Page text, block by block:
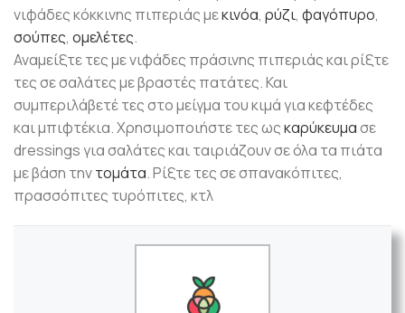
νιφάδες κόκκινης πιπεριάς μεκινόα, ρύζι, φαγόπυρο,
σούπες, ομελέτες.
Αναμείξτε τες με νιφάδες πράσινης πιπεριάς και ρίξτε
τες σε σαλάτες με βραστές πατάτες. Και
συμπεριλάβετέ τες στο μείγμα του κιμά για κεφτέδες
και μπιφτέκια. Χρησιμοποιήστε τες ωςκαρύκευμασε
dressings για σαλάτες και ταιριάζουν σε όλα τα πιάτα
με βάση τηντομάτα. Ρίξτε τες σε σπανακόπιτες,
πρασσόπιτες τυρόπιτες, κτλ